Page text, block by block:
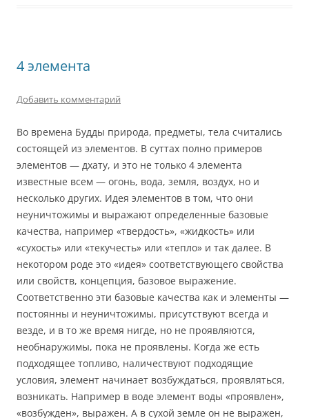
4 элемента
Добавить комментарий
Во времена Будды природа, предметы, тела считались
состоящей из элементов. В суттах полно примеров
элементов — дхату, и это не только 4 элемента
известные всем — огонь, вода, земля, воздух, но и
несколько других. Идея элементов в том, что они
неуничтожимы и выражают определенные базовые
качества, например «твердость», «жидкость» или
«сухость» или «текучесть» или «тепло» и так далее. В
некотором роде это «идея» соответствующего свойства
или свойств, концепция, базовое выражение.
Соответственно эти базовые качества как и элементы —
постоянны и неуничтожимы, присутствуют всегда и
везде, и в то же время нигде, но не проявляются,
необнаружимы, пока не проявлены. Когда же есть
подходящее топливо, наличествуют подходящие
условия, элемент начинает возбуждаться, проявляться,
возникать. Например в воде элемент воды «проявлен»,
«возбужден», выражен. А в сухой земле он не выражен,